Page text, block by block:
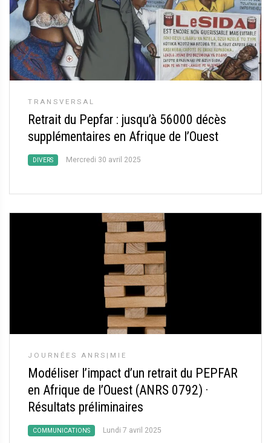
TRANSVERSAL
Retrait du Pepfar : jusqu’à 56000 décès
supplémentaires en Afrique de l’Ouest
DIVERS Mercredi 30 avril 2025
JOURNÉES ANRS|MIE
Modéliser l’impact d’un retrait du PEPFAR
en Afrique de l’Ouest (ANRS 0792) ·
Résultats préliminaires
COMMUNICATIONS Lundi 7 avril 2025